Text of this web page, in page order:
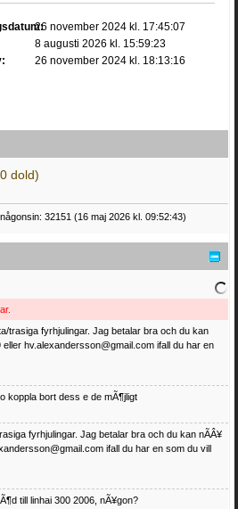
26 november 2024 kl. 17:45:07
8 augusti 2026 kl. 15:59:23
26 november 2024 kl. 18:13:16
dold)
någonsin: 32151 (16 maj 2026 kl. 09:52:43)
trasiga fyrhjulingar. Jag betalar bra och du kan
eller hv.alexandersson@gmail.com ifall du har en
koppla bort dess e de mÃ¶jligt
fyrhjulingar. Jag betalar bra och du kan nÃÂ¥
ifall du har en som du vill
till linhai 300 2006, nÃ¥gon?